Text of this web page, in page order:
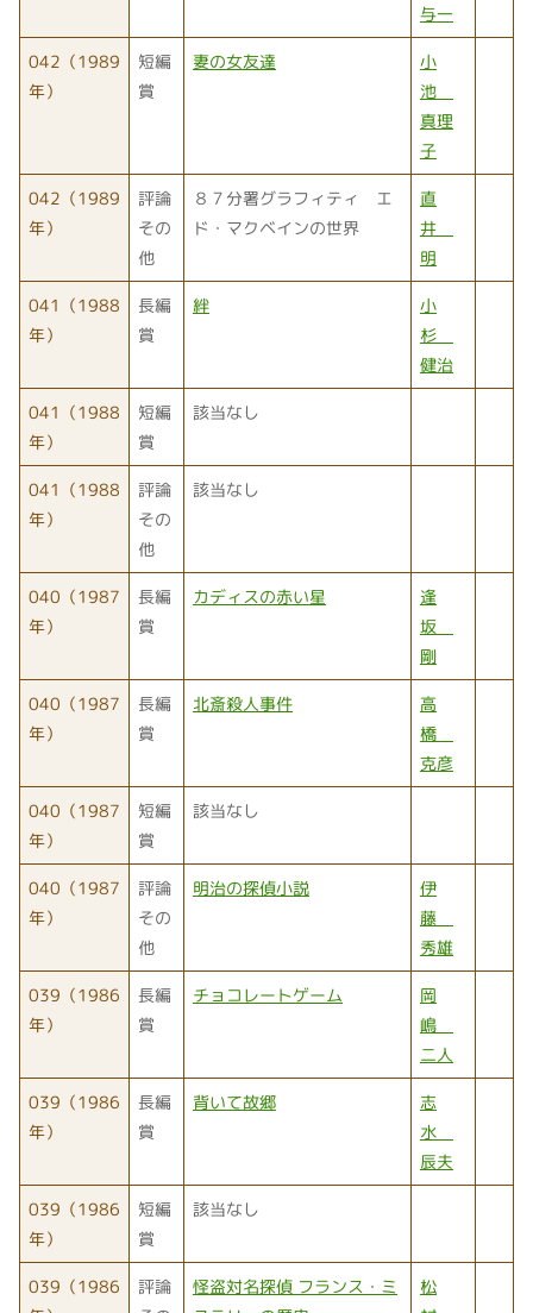
与一
042（1989
年）
短編
賞
妻の女友達
小
池
真理
子
042（1989
年）
評論
その
他
８７分署グラフィティ エ
ド・マクベインの世界
直
井
明
041（1988
年）
長編
賞
絆
小
杉
健治
041（1988
年）
短編
賞
該当なし
041（1988
年）
評論
その
他
該当なし
040（1987
年）
長編
賞
カディスの赤い星
逢
坂
剛
040（1987
年）
長編
賞
北斎殺人事件
高
橋
克彦
040（1987
年）
短編
賞
該当なし
040（1987
年）
評論
その
他
明治の探偵小説
伊
藤
秀雄
039（1986
年）
長編
賞
チョコレートゲーム
岡
嶋
二人
039（1986
年）
長編
賞
背いて故郷
志
水
辰夫
039（1986
年）
短編
賞
該当なし
039（1986
評論
怪盗対名探偵 フランス・ミ
松